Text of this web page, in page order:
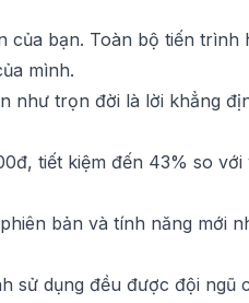
của bạn. Toàn bộ tiến
mình.
như trọn đời là lời khẳng
tiết kiệm đến 43% so
bản và tính năng mới
sử dụng đều được đội ngũ